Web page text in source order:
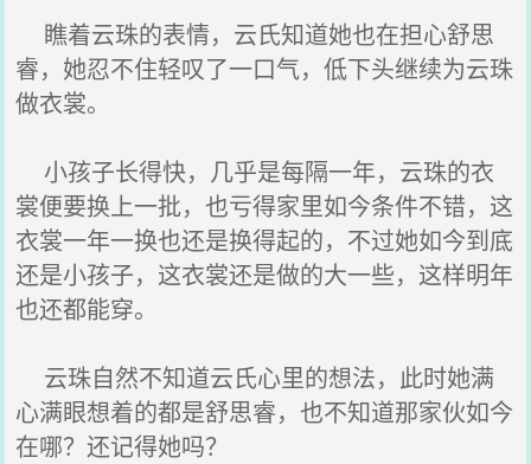
瞧着云珠的表情，云氏知道她也在担心舒思
睿，她忍不住轻叹了一口气，低下头继续为云珠
做衣裳。
小孩子长得快，几乎是每隔一年，云珠的衣
裳便要换上一批，也亏得家里如今条件不错，这
衣裳一年一换也还是换得起的，不过她如今到底
还是小孩子，这衣裳还是做的大一些，这样明年
也还都能穿。
云珠自然不知道云氏心里的想法，此时她满
心满眼想着的都是舒思睿，也不知道那家伙如今
在哪？还记得她吗？